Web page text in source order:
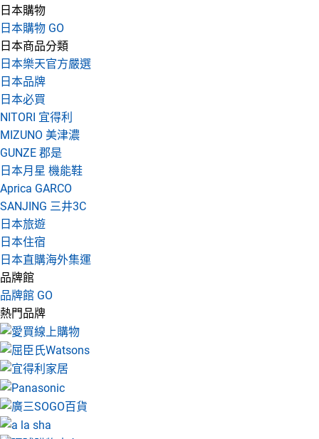
日本購物
日本購物 GO
日本商品分類
日本樂天官方嚴選
日本品牌
日本必買
NITORI 宜得利
MIZUNO 美津濃
GUNZE 郡是
日本月星 機能鞋
Aprica GARCO
SANJING 三井3C
日本旅遊
日本住宿
日本直購海外集運
品牌館
品牌館 GO
熱門品牌